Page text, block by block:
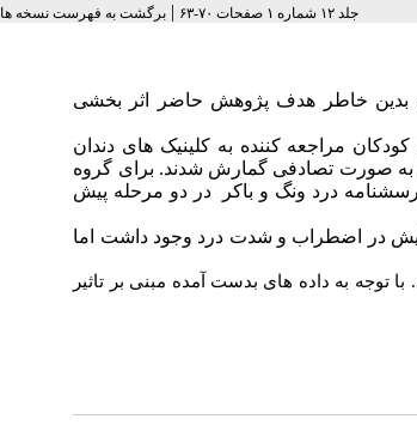
جلد ۱۲ شماره ۱ صفحات ۷۰-۶۳ |برگشت به فهرست نسخه ها
بدین خاطر هدف پژوهش حاضر اثر بخشی
مراجعه کننده به کلینیک های دندان
گواه، به صورت تصادفی گمارش شدند. برای گروه
وپرسشنامه درد ونگ و باکر در دو مرحله پیش
در اضطراب و شدت درد وجود داشت اما
به داده های بدست آمده مبنی بر تاثیر